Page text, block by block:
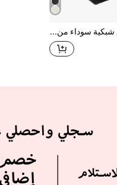
50 قطعة أكياس شبكية سوداء من الأورجانزا مع سحاب، أكياس للحلوى والمجوهرات، لحفلات الزفاف والهدايا وتخزين المجوهرات